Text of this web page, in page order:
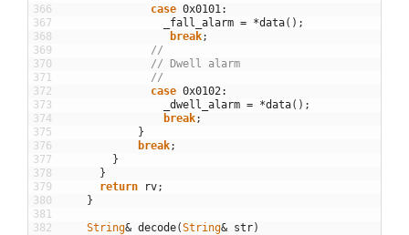
366
367
368
369
370
371
372
373
374
375
376
377
378
379
380
381
382
case 0x0101:
_fall_alarm = *data( ) ;
break;
//
// Dwell alarm
//
case 0x0102:
_dwell_alarm = *data( ) ;
break;
}
break;
}
}
return
rv;
}
String& decode(String& str)